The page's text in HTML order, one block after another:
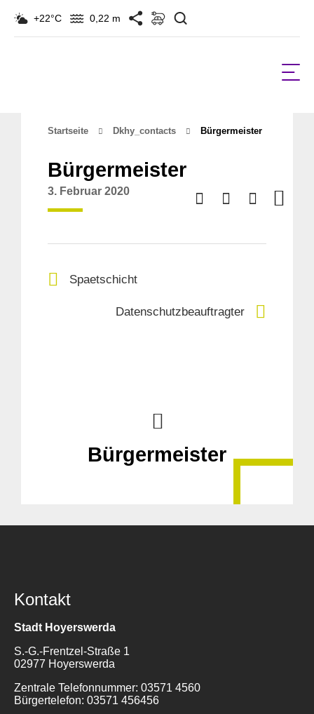
+22°C 0,22 m
Startseite Dkhy_contacts Bürgermeister
Bürgermeister
3. Februar 2020
Spaetschicht
Datenschutzbeauftragter
Bürgermeister
Kontakt
Stadt Hoyerswerda
S.-G.-Frentzel-Straße 1
02977 Hoyerswerda
Zentrale Telefonnummer: 03571 4560
Bürgertelefon: 03571 456456